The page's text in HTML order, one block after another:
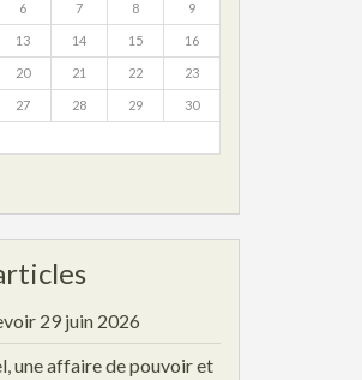
6 7 8 9
13 14 15 16
20 21 22 23
27 28 29 30
29 juin 2026
une affaire de pouvoir et